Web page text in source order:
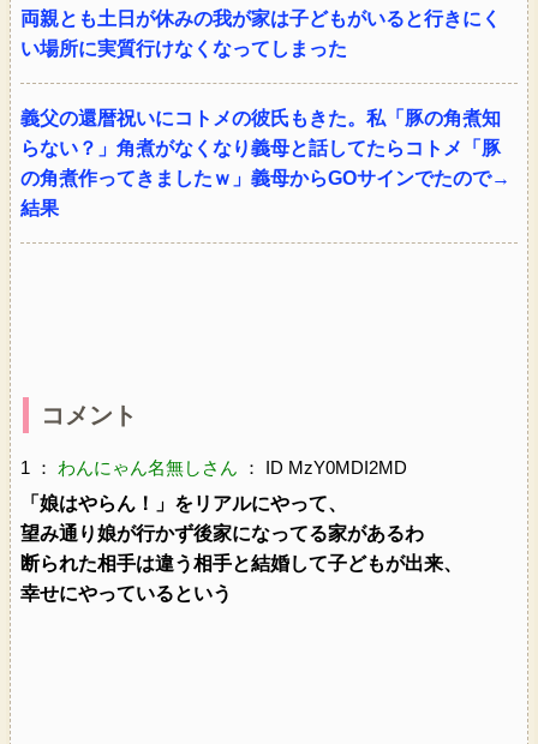
両親とも土日が休みの我が家は子どもがいると行きにく
い場所に実質行けなくなってしまった
義父の還暦祝いにコトメの彼氏もきた。私「豚の角煮知
らない？」角煮がなくなり義母と話してたらコトメ「豚
の角煮作ってきましたｗ」義母からGOサインでたので→
結果
コメント
1 ： わんにゃん名無しさん ： ID MzY0MDI2MD
「娘はやらん！」をリアルにやって、
望み通り娘が行かず後家になってる家があるわ
断られた相手は違う相手と結婚して子どもが出来、
幸せにやっているという